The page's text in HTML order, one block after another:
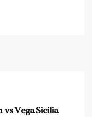
vs Vega Sicilia